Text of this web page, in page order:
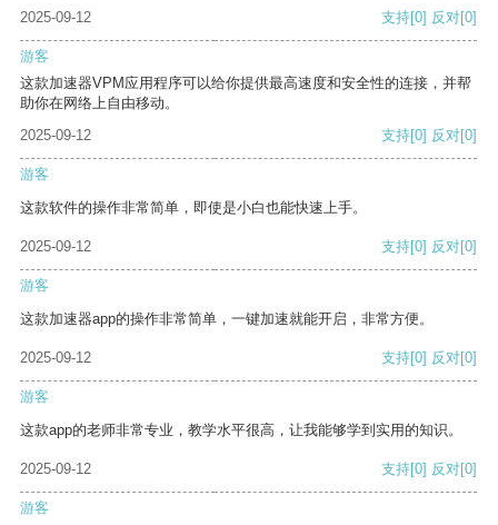
2025-09-12
支持[0] 反对[0]
游客
这款加速器VPM应用程序可以给你提供最高速度和安全性的连接，并帮
助你在网络上自由移动。
2025-09-12
支持[0] 反对[0]
游客
这款软件的操作非常简单，即使是小白也能快速上手。
2025-09-12 支持[0] 反对[0]
游客
这款加速器app的操作非常简单，一键加速就能开启，非常方便。
2025-09-12 支持[0] 反对[0]
游客
这款app的老师非常专业，教学水平很高，让我能够学到实用的知识。
2025-09-12 支持[0] 反对[0]
游客